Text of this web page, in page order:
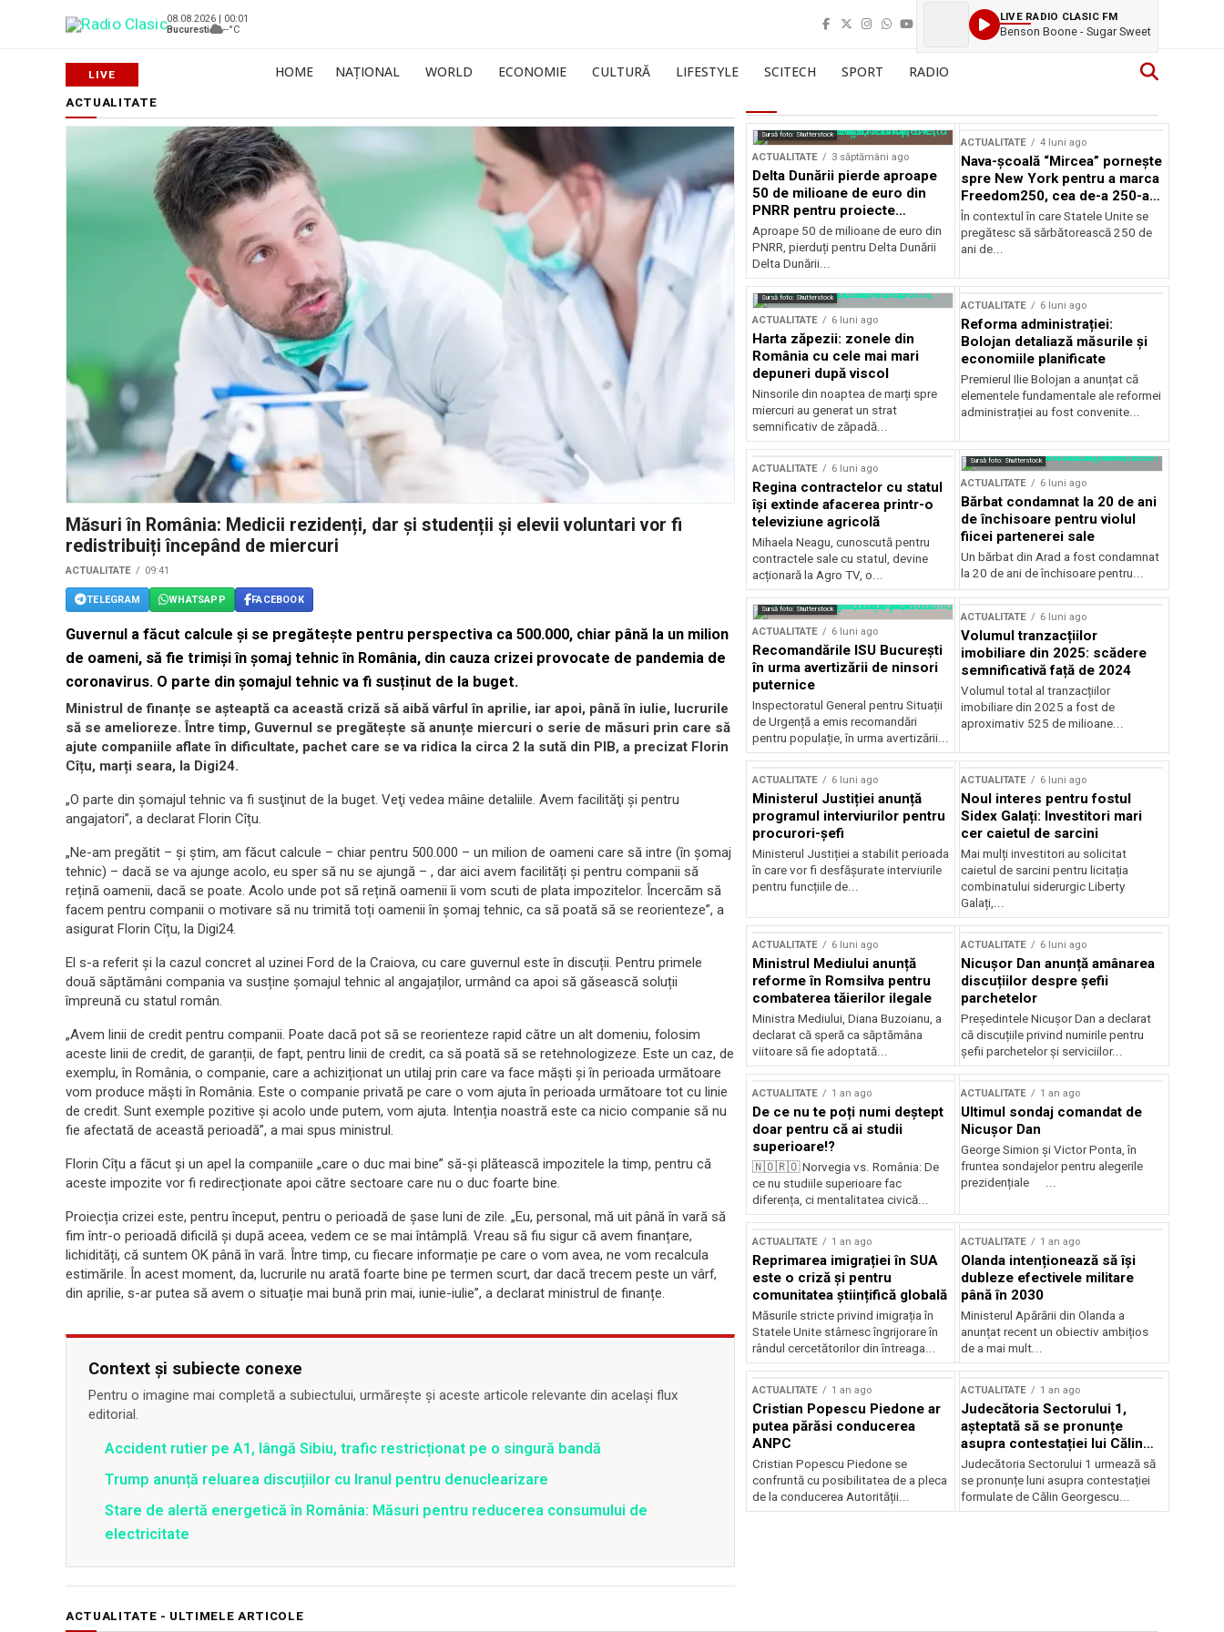
08.08.2026 | 00:01
Bucuresti
--°C
LIVE RADIO CLASIC FM
Benson Boone - Sugar Sweet
HOME NAȚIONAL WORLD ECONOMIE CULTURĂ LIFESTYLE SCITECH SPORT RADIO
ACTUALITATE
Măsuri în România: Medicii rezidenți, dar și studenții și elevii voluntari vor fi
redistribuiți începând de miercuri
ACTUALITATE 09:41
TELEGRAM WHATSAPP FACEBOOK
Guvernul a făcut calcule și se pregătește pentru perspectiva ca 500.000, chiar până la un milion
de oameni, să fie trimiși în șomaj tehnic în România, din cauza crizei provocate de pandemia de
coronavirus. O parte din șomajul tehnic va fi susținut de la buget.
Ministrul de finanțe se așteaptă ca această criză să aibă vârful în aprilie, iar apoi, până în iulie, lucrurile
să se amelioreze. Între timp, Guvernul se pregătește să anunțe miercuri o serie de măsuri prin care să
ajute companiile aflate în dificultate, pachet care se va ridica la circa 2 la sută din PIB, a precizat Florin
Cîțu, marți seara, la Digi24.
„O parte din şomajul tehnic va fi susţinut de la buget. Veţi vedea mâine detaliile. Avem facilităţi şi pentru
angajatori”, a declarat Florin Cîțu.
„Ne-am pregătit – și știm, am făcut calcule – chiar pentru 500.000 – un milion de oameni care să intre (în șomaj
tehnic) – dacă se va ajunge acolo, eu sper să nu se ajungă – , dar aici avem facilități și pentru companii să
rețină oamenii, dacă se poate. Acolo unde pot să rețină oamenii îi vom scuti de plata impozitelor. Încercăm să
facem pentru companii o motivare să nu trimită toți oamenii în șomaj tehnic, ca să poată să se reorienteze”, a
asigurat Florin Cîțu, la Digi24.
El s-a referit și la cazul concret al uzinei Ford de la Craiova, cu care guvernul este în discuții. Pentru primele
două săptămâni compania va susține șomajul tehnic al angajaților, urmând ca apoi să găsească soluții
împreună cu statul român.
„Avem linii de credit pentru companii. Poate dacă pot să se reorienteze rapid către un alt domeniu, folosim
aceste linii de credit, de garanții, de fapt, pentru linii de credit, ca să poată să se retehnologizeze. Este un caz, de
exemplu, în România, o companie, care a achiziționat un utilaj prin care va face măști și în perioada următoare
vom produce măști în România. Este o companie privată pe care o vom ajuta în perioada următoare tot cu linie
de credit. Sunt exemple pozitive și acolo unde putem, vom ajuta. Intenția noastră este ca nicio companie să nu
fie afectată de această perioadă”, a mai spus ministrul.
Florin Cîțu a făcut și un apel la companiile „care o duc mai bine” să-și plătească impozitele la timp, pentru că
aceste impozite vor fi redirecționate apoi către sectoare care nu o duc foarte bine.
Proiecția crizei este, pentru început, pentru o perioadă de șase luni de zile. „Eu, personal, mă uit până în vară să
fim într-o perioadă dificilă și după aceea, vedem ce se mai întâmplă. Vreau să fiu sigur că avem finanțare,
lichidități, că suntem OK până în vară. Între timp, cu fiecare informație pe care o vom avea, ne vom recalcula
estimările. În acest moment, da, lucrurile nu arată foarte bine pe termen scurt, dar dacă trecem peste un vârf,
din aprilie, s-ar putea să avem o situație mai bună prin mai, iunie-iulie”, a declarat ministrul de finanțe.
Context și subiecte conexe
Pentru o imagine mai completă a subiectului, urmărește și aceste articole relevante din același flux
editorial.
Accident rutier pe A1, lângă Sibiu, trafic restricționat pe o singură bandă
Trump anunță reluarea discuțiilor cu Iranul pentru denuclearizare
Stare de alertă energetică în România: Măsuri pentru reducerea consumului de
electricitate
Sursă foto: Shutterstock
ACTUALITATE 3 săptămâni ago
Delta Dunării pierde aproape
50 de milioane de euro din
PNRR pentru proiecte
esențiale
Aproape 50 de milioane de euro din
PNRR, pierduți pentru Delta Dunării
Delta Dunării...
ACTUALITATE 4 luni ago
Nava-școală “Mircea” pornește
spre New York pentru a marca
Freedom250, cea de-a 250-a
aniversare a Statelor Unite
În contextul în care Statele Unite se
pregătesc să sărbătorească 250 de
ani de...
Sursă foto: Shutterstock
ACTUALITATE 6 luni ago
Harta zăpezii: zonele din
România cu cele mai mari
depuneri după viscol
Ninsorile din noaptea de marți spre
miercuri au generat un strat
semnificativ de zăpadă...
ACTUALITATE 6 luni ago
Reforma administrației:
Bolojan detaliază măsurile și
economiile planificate
Premierul Ilie Bolojan a anunțat că
elementele fundamentale ale reformei
administrației au fost convenite...
ACTUALITATE 6 luni ago
Regina contractelor cu statul
își extinde afacerea printr-o
televiziune agricolă
Mihaela Neagu, cunoscută pentru
contractele sale cu statul, devine
acționară la Agro TV, o...
Sursă foto: Shutterstock
ACTUALITATE 6 luni ago
Bărbat condamnat la 20 de ani
de închisoare pentru violul
fiicei partenerei sale
Un bărbat din Arad a fost condamnat
la 20 de ani de închisoare pentru...
Sursă foto: Shutterstock
ACTUALITATE 6 luni ago
Recomandările ISU București
în urma avertizării de ninsori
puternice
Inspectoratul General pentru Situații
de Urgență a emis recomandări
pentru populație, în urma avertizării...
ACTUALITATE 6 luni ago
Volumul tranzacțiilor
imobiliare din 2025: scădere
semnificativă față de 2024
Volumul total al tranzacțiilor
imobiliare din 2025 a fost de
aproximativ 525 de milioane...
ACTUALITATE 6 luni ago
Ministerul Justiției anunță
programul interviurilor pentru
procurori-șefi
Ministerul Justiției a stabilit perioada
în care vor fi desfășurate interviurile
pentru funcțiile de...
ACTUALITATE 6 luni ago
Noul interes pentru fostul
Sidex Galați: Investitori mari
cer caietul de sarcini
Mai mulți investitori au solicitat
caietul de sarcini pentru licitația
combinatului siderurgic Liberty
Galați,...
ACTUALITATE 6 luni ago
Ministrul Mediului anunță
reforme în Romsilva pentru
combaterea tăierilor ilegale
Ministra Mediului, Diana Buzoianu, a
declarat că speră ca săptămâna
viitoare să fie adoptată...
ACTUALITATE 6 luni ago
Nicușor Dan anunță amânarea
discuțiilor despre șefii
parchetelor
Președintele Nicușor Dan a declarat
că discuțiile privind numirile pentru
șefii parchetelor și serviciilor...
ACTUALITATE 1 an ago
De ce nu te poți numi deștept
doar pentru că ai studii
superioare!?
🇳🇴🇷🇴 Norvegia vs. România: De
ce nu studiile superioare fac
diferența, ci mentalitatea civică...
ACTUALITATE 1 an ago
Ultimul sondaj comandat de
Nicușor Dan
George Simion și Victor Ponta, în
fruntea sondajelor pentru alegerile
prezidențiale ...
ACTUALITATE 1 an ago
Reprimarea imigrației în SUA
este o criză și pentru
comunitatea științifică globală
Măsurile stricte privind imigrația în
Statele Unite stârnesc îngrijorare în
rândul cercetătorilor din întreaga...
ACTUALITATE 1 an ago
Olanda intenționează să își
dubleze efectivele militare
până în 2030
Ministerul Apărării din Olanda a
anunțat recent un obiectiv ambițios
de a mai mult...
ACTUALITATE 1 an ago
Cristian Popescu Piedone ar
putea părăsi conducerea
ANPC
Cristian Popescu Piedone se
confruntă cu posibilitatea de a pleca
de la conducerea Autorității...
ACTUALITATE 1 an ago
Judecătoria Sectorului 1,
așteptată să se pronunțe
asupra contestației lui Călin
Georgescu privind controlul
judiciar
Judecătoria Sectorului 1 urmează să
se pronunțe luni asupra contestației
formulate de Călin Georgescu...
ACTUALITATE - ULTIMELE ARTICOLE